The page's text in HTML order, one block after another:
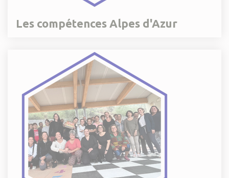
Les compétences Alpes d'Azur